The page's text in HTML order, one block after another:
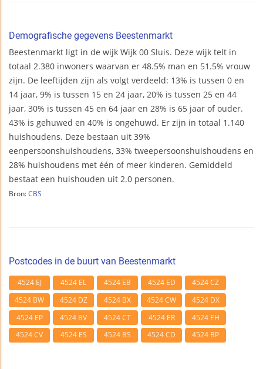
Demografische gegevens Beestenmarkt
Beestenmarkt ligt in de wijk Wijk 00 Sluis. Deze wijk telt in
totaal 2.380 inwoners waarvan er 48.5% man en 51.5% vrouw
zijn. De leeftijden zijn als volgt verdeeld: 13% is tussen 0 en
14 jaar, 9% is tussen 15 en 24 jaar, 20% is tussen 25 en 44
jaar, 30% is tussen 45 en 64 jaar en 28% is 65 jaar of ouder.
43% is gehuwed en 40% is ongehuwd. Er zijn in totaal 1.140
huishoudens. Deze bestaan uit 39%
eenpersoonshuishoudens, 33% tweepersoonshuishoudens en
28% huishoudens met één of meer kinderen. Gemiddeld
bestaat een huishouden uit 2.0 personen.
Bron: CBS
Postcodes in de buurt van Beestenmarkt
4524 EJ 4524 EL 4524 EB 4524 ED
4524 CZ
4524 BW
4524 DZ 4524 BX 4524 CW
4524 DX
4524 EP
4524 BV 4524 CT 4524 ER
4524 EH
4524 CV
4524 ES 4524 BS 4524 CD 4524 BP